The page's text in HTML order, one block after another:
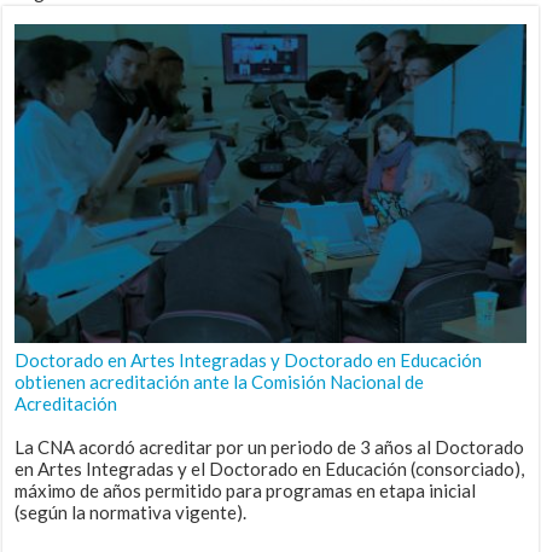
Doctorado en Artes Integradas y Doctorado en Educación
obtienen acreditación ante la Comisión Nacional de
Acreditación
La CNA acordó acreditar por un periodo de 3 años al Doctorado
en Artes Integradas y el Doctorado en Educación (consorciado),
máximo de años permitido para programas en etapa inicial
(según la normativa vigente).